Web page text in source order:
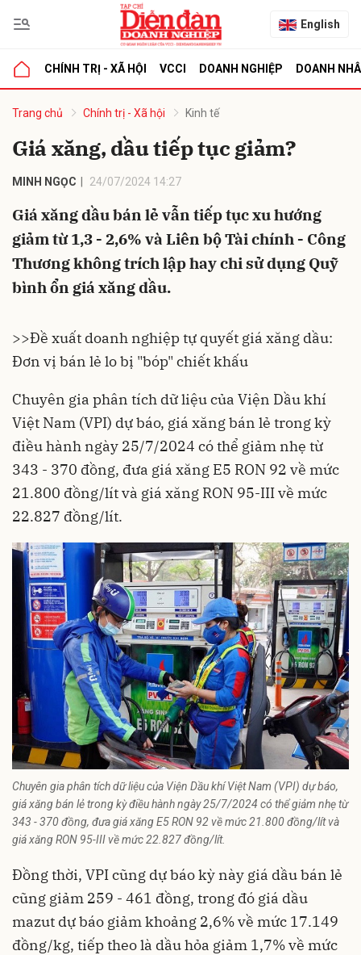
English
CHÍNH TRỊ - XÃ HỘI VCCI DOANH NGHIỆP DOANH
Trang chủ Chính trị - Xã hội Kinh tế
Giá xăng, dầu tiếp tục giảm?
MINH NGỌC 24/07/2024 14:27
Giá xăng dầu bán lẻ vẫn tiếp tục xu hướng
giảm từ 1,3 - 2,6% và Liên bộ Tài chính - Công
Thương không trích lập hay chi sử dụng Quỹ
bình ổn giá xăng dầu.
>>Đề xuất doanh nghiệp tự quyết giá xăng dầu:
Đơn vị bán lẻ lo bị "bóp" chiết khấu
Chuyên gia phân tích dữ liệu của Viện Dầu khí
Việt Nam (VPI) dự báo, giá xăng bán lẻ trong kỳ
điều hành ngày 25/7/2024 có thể giảm nhẹ từ
343 - 370 đồng, đưa giá xăng E5 RON 92 về mức
21.800 đồng/lít và giá xăng RON 95-III về mức
22.827 đồng/lít.
Chuyên gia phân tích dữ liệu của Viện Dầu khí Việt Nam (VPI) dự báo,
giá xăng bán lẻ trong kỳ điều hành ngày 25/7/2024 có thể giảm nhẹ từ
343 - 370 đồng, đưa giá xăng E5 RON 92 về mức 21.800 đồng/lít và
giá xăng RON 95-III về mức 22.827 đồng/lít.
Đồng thời, VPI cũng dự báo kỳ này giá dầu bán lẻ
cũng giảm 259 - 461 đồng, trong đó giá dầu
mazut dự báo giảm khoảng 2,6% về mức 17.149
đồng/kg, tiếp theo là dầu hỏa giảm 1,7% về mức
luận
Hủy